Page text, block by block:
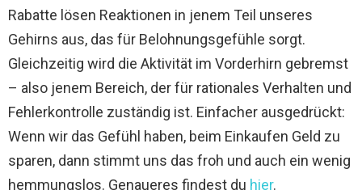
Rabatte lösen Reaktionen in jenem Teil unseres
Gehirns aus, das für Belohnungsgefühle sorgt.
Gleichzeitig wird die Aktivität im Vorderhirn gebremst
– also jenem Bereich, der für rationales Verhalten und
Fehlerkontrolle zuständig ist. Einfacher ausgedrückt:
Wenn wir das Gefühl haben, beim Einkaufen Geld zu
sparen, dann stimmt uns das froh und auch ein wenig
hemmungslos. Genaueres findest du hier.